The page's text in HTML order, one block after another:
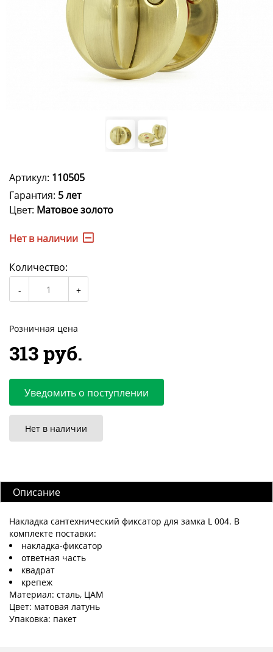
Артикул: 110505
Гарантия: 5 лет
Цвет: Матовое золото
Нет в наличии
Количество:
Розничная цена
313 руб.
Уведомить о поступлении
Нет в наличии
Описание
Накладка сантехнический фиксатор для замка L 004. В
комплекте поставки:
накладка-фиксатор
ответная часть
квадрат
крепеж
Материал: сталь, ЦАМ
Цвет: матовая латунь
Упаковка: пакет